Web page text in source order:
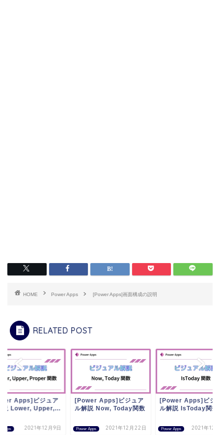
HOME Power Apps [Power Apps]画面構成の説明
RELATED POST
Apps
Apps]ビジュア
説 Lower, Upper,...
2021年12月9日 Power Apps
[Power Apps]ビジュア
ル解説 Now, Today関数
2021年12月22日 Power Apps
[Power Apps]ビジ
ル解説 IsToday関数
2021年12